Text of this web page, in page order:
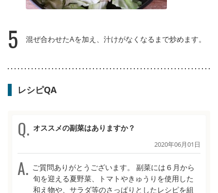
5 混ぜ合わせたAを加え、汁けがなくなるまで炒めます。
レシピQA
オススメの副菜はありますか？
2020年06月01日
ご質問ありがとうございます。 副菜には６月から
旬を迎える夏野菜、トマトやきゅうりを使用した
和え物や、サラダ等のさっぱりとしたレシピを組